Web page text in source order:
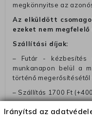
megkönnyitse az
Az elküldött
ezeket nem
Szállítási díjak:
– Futár - kézbesítés
munkanapon belül a
történő megerősítésétől
– Szállítás 1700 Ft
– Ingyenes szállítás
Irányítsd az